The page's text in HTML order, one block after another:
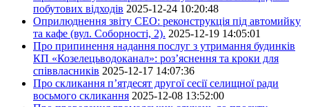
побутових відходів 2025-12-24 10:20:48
Оприлюднення звіту СЕО: реконструкція під автомийку
та кафе (вул. Соборності, 2). 2025-12-19 14:05:01
Про припинення надання послуг з утримання будинків
КП «Козелецьводоканал»: роз’яснення та кроки для
співвласників 2025-12-17 14:07:36
Про скликання п’ятдесят другої сесії селищної ради
восьмого скликання 2025-12-08 13:52:00